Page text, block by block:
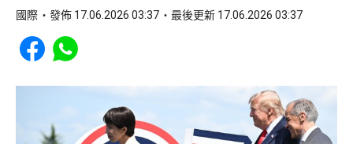
國際 發佈 17.06.2026 03:37 最後更新 17.06.2026 03:37
Share to Facebook
Share to WhatsApp